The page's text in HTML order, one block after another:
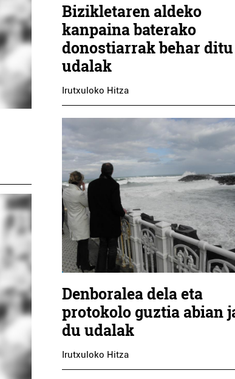
Bizikletaren aldeko
kanpaina baterako
donostiarrak behar ditu
udalak
Irutxuloko Hitza
Denboralea dela eta
protokolo guztia abian
du udalak
Irutxuloko Hitza